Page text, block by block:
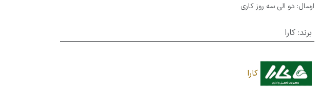
ارسال: دو الی سه روز کاری
برند: کارا
کارا